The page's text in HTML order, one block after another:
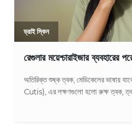
ড্রাই স্কিন
রেগুলার ময়েশ্চারাইজার ব্যবহারের
অতিরিক্ত শুষ্ক ত্বক, মেডিকেলের ভাষায়
Cutis), এর লক্ষণগুলো হলো রুক্ষ ত্বক,